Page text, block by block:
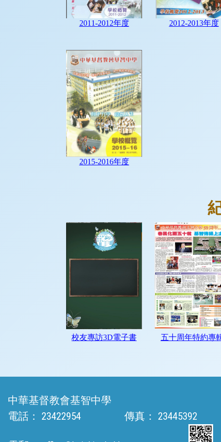
中華基督教會基智中學
電話：
23422954 傳真： 23445392